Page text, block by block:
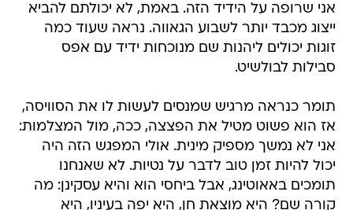
אני שרופה על הידיד הזה. באמת, לא יכולתם להביא
ייצוג מכבד יותר לשבוע הגאווה. נראה שעוד כמה
זוגות יכולים ליהנות שם מנוכחות ידיד עם אפס
סבילות לבולשיט.
תומר כנראה מרגיש שמנסים לעשות לו את הסוויסה,
אז הוא פשוט מטיל את הפצצה, ככה, מול המצלמות:
אני לא נמשך מספיק מינית. אולי המפגש הזה היה
יכול להיות זמן טוב לדבר על נטיות. לא שאנחנו
תומכים באאוטינג, אבל ביחסי הוא והיא עסקינן: מה
קורה שם? היא מוצאת חן, היא יפה בעיניו, היא